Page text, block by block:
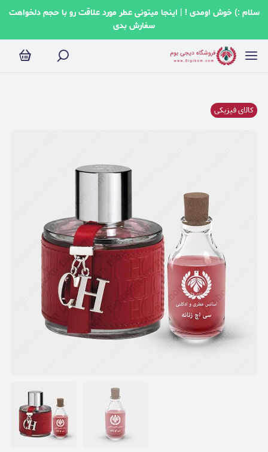
سلام :) خوش اومدی ! | اینجا میتونی عطر مورد علاقت رو با حجم دلخواهت
سفارش بدی
کالای فیزیکی